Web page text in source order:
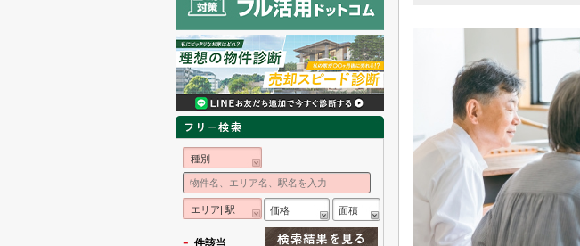
種別
エリア| 駅 価格 面積
- 件該当